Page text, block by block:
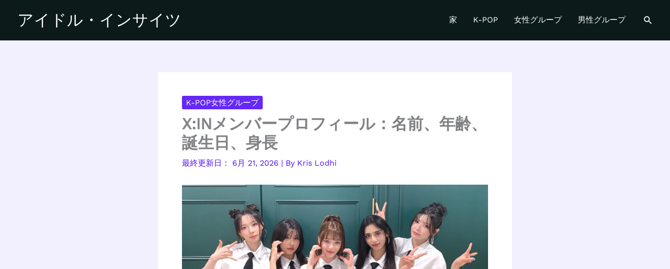
アイドル・インサイツ 家 K-POP 女性グループ 男性グループ
検
K-POP女性グループ
X:INメンバープロフィール：名前、年齢、
誕生日、身長
6月 21, 2026 | By Kris Lodhi